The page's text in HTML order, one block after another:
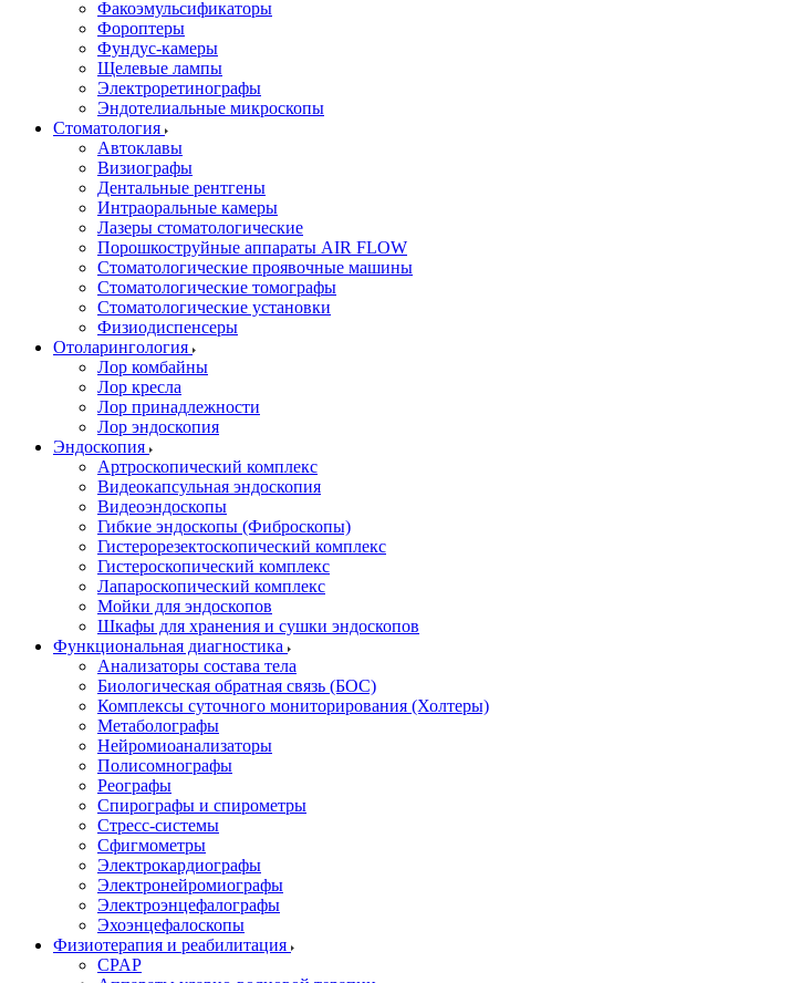
Факоэмульсификаторы
Фороптеры
Фундус-камеры
Щелевые лампы
Электроретинографы
Эндотелиальные микроскопы
Стоматология
Автоклавы
Визиографы
Дентальные рентгены
Интраоральные камеры
Лазеры стоматологические
Порошкоструйные аппараты AIR FLOW
Стоматологические проявочные машины
Стоматологические томографы
Стоматологические установки
Физиодиспенсеры
Отоларингология
Лор комбайны
Лор кресла
Лор принадлежности
Лор эндоскопия
Эндоскопия
Артроскопический комплекс
Видеокапсульная эндоскопия
Видеоэндоскопы
Гибкие эндоскопы (Фиброcкопы)
Гистерорезектоскопический комплекс
Гистероскопический комплекс
Лапароскопический комплекс
Мойки для эндоскопов
Шкафы для хранения и сушки эндоскопов
Функциональная диагностика
Анализаторы состава тела
Биологическая обратная связь (БОС)
Комплексы суточного мониторирования (Холтеры)
Метаболографы
Нейромиоанализаторы
Полисомнографы
Реографы
Спирографы и спирометры
Стресс-системы
Сфигмометры
Электрокардиографы
Электронейромиографы
Электроэнцефалографы
Эхоэнцефалоскопы
Физиотерапия и реабилитация
CPAP